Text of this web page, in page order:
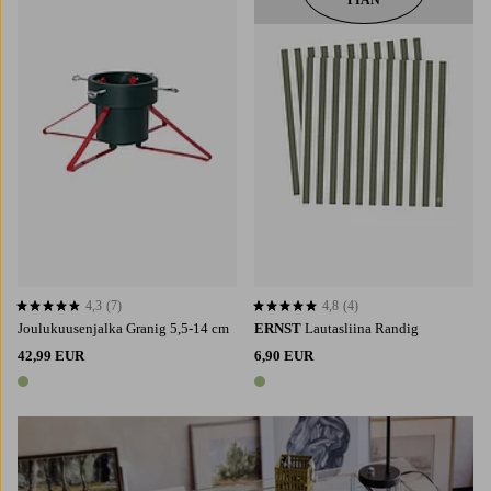
Joulukuusenjalka Granig 5,5-14 cm
42,99 EUR
1 väri
4,3 perustuen 7 arvosanaan
4,3 (7)
ERNST Lautasliina Randig
6,90 EUR
1 väri
4,8 perustuen 4 arvosanaan
4,8 (4)